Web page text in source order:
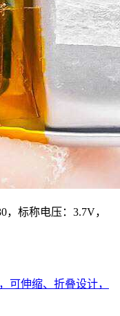
标称电压：3.7V，
可伸缩、折叠设计，